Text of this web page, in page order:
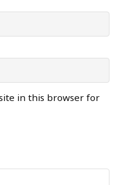
in this browser for